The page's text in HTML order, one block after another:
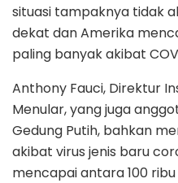
situasi tampaknya tidak
dekat dan Amerika
paling banyak akibat
Anthony Fauci, Direktur
Menular, yang juga
Gedung Putih, bahkan
akibat virus jenis baru
mencapai antara 100